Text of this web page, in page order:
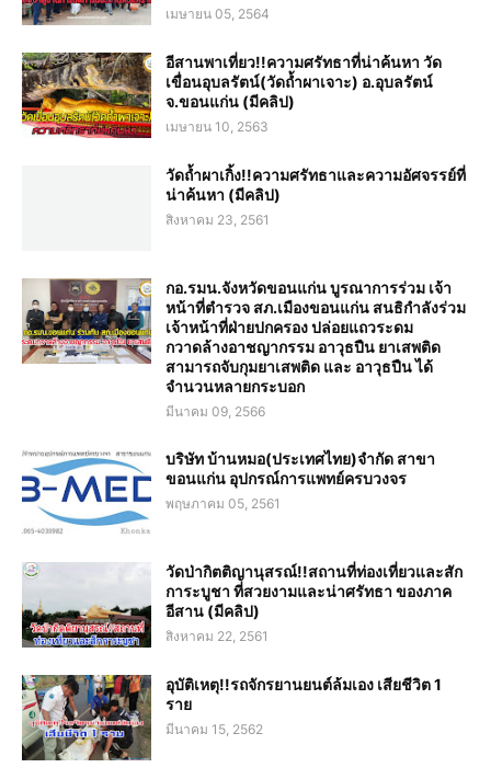
เมษายน 05, 2564
อีสานพาเที่ยว!!ความศรัทธาที่น่าค้นหา วัด
เขื่อนอุบลรัตน์(วัดถ้ำผาเจาะ) อ.อุบลรัตน์
จ.ขอนแก่น (มีคลิป)
เมษายน 10, 2563
วัดถ้ำผาเกิ้ง!!ความศรัทธาและความอัศจรรย์ที่
น่าค้นหา (มีคลิป)
สิงหาคม 23, 2561
กอ.รมน.จังหวัดขอนแก่น บูรณาการร่วม เจ้า
หน้าที่ตำรวจ สภ.เมืองขอนแก่น สนธิกำลังร่วม
เจ้าหน้าที่ฝ่ายปกครอง ปล่อยแถวระดม
กวาดล้างอาชญากรรม อาวุธปืน ยาเสพติด
สามารถจับกุมยาเสพติด และ อาวุธปืน ได้
จำนวนหลายกระบอก
มีนาคม 09, 2566
บริษัท บ้านหมอ(ประเทศไทย)จำกัด สาขา
ขอนแก่น อุปกรณ์การแพทย์ครบวงจร
พฤษภาคม 05, 2561
วัดป่ากิตติญานุสรณ์!!สถานที่ท่องเที่ยวและสัก
การะบูชา ที่สวยงามและน่าศรัทธา ของภาค
อีสาน (มีคลิป)
สิงหาคม 22, 2561
อุบัติเหตุ!!รถจักรยานยนต์ล้มเอง เสียชีวิต 1
ราย
มีนาคม 15, 2562